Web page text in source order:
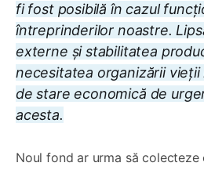
fi fost posibilă în cazul
întreprinderilor noastre.
externe și stabilitatea
necesitatea organizării vieții
de stare economică de
acesta.
Noul fond ar urma să